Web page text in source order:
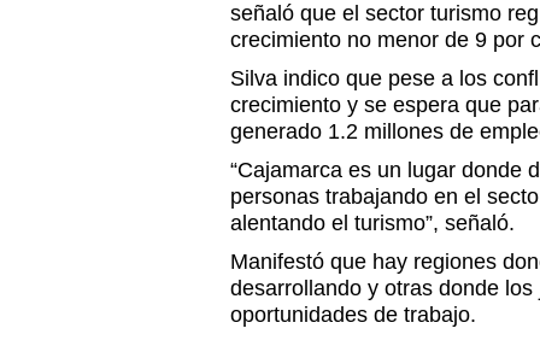
señaló que el sector turismo
crecimiento no menor de 9 por
Silva indico que pese a los
crecimiento y se espera que
generado 1.2 millones de
“Cajamarca es un lugar donde
personas trabajando en el
alentando el turismo”, señaló.
Manifestó que hay regiones
desarrollando y otras donde
oportunidades de trabajo.